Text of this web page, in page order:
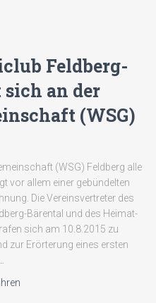
Feldberg-
an der
(WSG)
(WSG) Feldberg alle
vor allem einer gebündelten
Die Vereinsvertreter des
Bärental und des Heimat-
sich am 10.8.2015 zu
zur Erörterung eines ersten